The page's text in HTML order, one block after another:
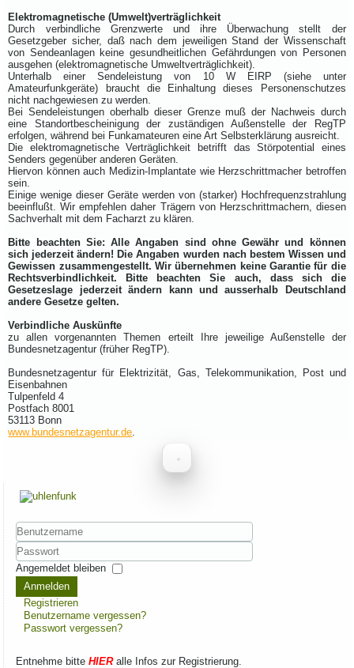
Elektromagnetische (Umwelt)verträglichkeit
Durch verbindliche Grenzwerte und ihre Überwachung stellt der
Gesetzgeber sicher, daß nach dem jeweiligen Stand der Wissenschaft
von Sendeanlagen keine gesundheitlichen Gefährdungen von Personen
ausgehen (elektromagnetische Umweltverträglichkeit).
Unterhalb einer Sendeleistung von 10 W EIRP (siehe unter
Amateurfunkgeräte) braucht die Einhaltung dieses Personenschutzes
nicht nachgewiesen zu werden.
Bei Sendeleistungen oberhalb dieser Grenze muß der Nachweis durch
eine Standortbescheinigung der zuständigen Außenstelle der RegTP
erfolgen, während bei Funkamateuren eine Art Selbsterklärung ausreicht.
Die elektromagnetische Verträglichkeit betrifft das Störpotential eines
Senders gegenüber anderen Geräten.
Hiervon können auch Medizin-Implantate wie Herzschrittmacher betroffen
sein.
Einige wenige dieser Geräte werden von (starker) Hochfrequenzstrahlung
beeinflußt. Wir empfehlen daher Trägern von Herzschrittmachern, diesen
Sachverhalt mit dem Facharzt zu klären.
Bitte beachten Sie: Alle Angaben sind ohne Gewähr und können
sich jederzeit ändern! Die Angaben wurden nach bestem Wissen und
Gewissen zusammengestellt. Wir übernehmen keine Garantie für die
Rechtsverbindlichkeit. Bitte beachten Sie auch, dass sich die
Gesetzeslage jederzeit ändern kann und ausserhalb Deutschland
andere Gesetze gelten.
Verbindliche Auskünfte
zu allen vorgenannten Themen erteilt Ihre jeweilige Außenstelle der
Bundesnetzagentur (früher RegTP).
Bundesnetzagentur für Elektrizität, Gas, Telekommunikation, Post und
Eisenbahnen
Tulpenfeld 4
Postfach 8001
53113 Bonn
www.bundesnetzagentur.de
Benutzername
Passwort
Angemeldet bleiben
Anmelden
Registrieren
Benutzername vergessen?
Passwort vergessen?
Entnehme bitte HIERalle Infos zur Registrierung.